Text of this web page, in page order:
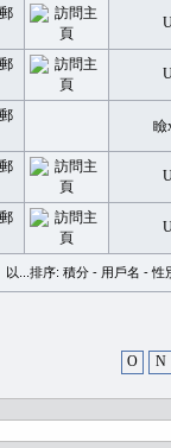
以...排序: 積分 - 用戶名 -性
O N